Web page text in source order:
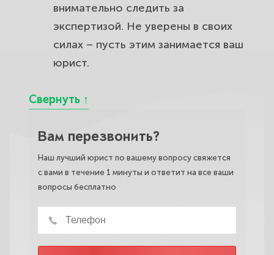
внимательно следить за
экспертизой. Не уверены в своих
силах – пусть этим занимается ваш
юрист.
Вам перезвонить?
Наш лучший юрист по вашему вопросу свяжется
с вами в течение 1 минуты и ответит на все ваши
вопросы бесплатно